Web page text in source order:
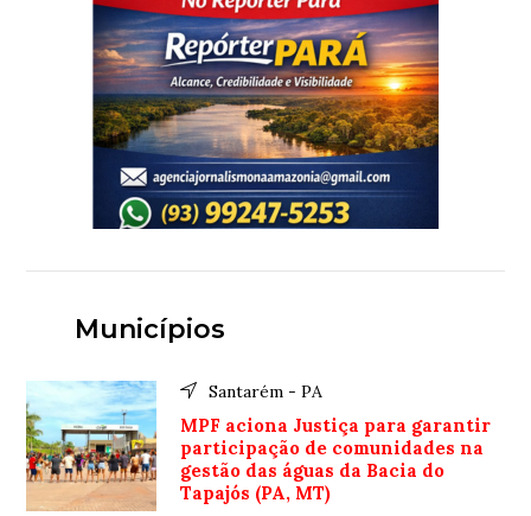
Municípios
Santarém - PA
MPF aciona Justiça para garantir
participação de comunidades na
gestão das águas da Bacia do
Tapajós (PA, MT)